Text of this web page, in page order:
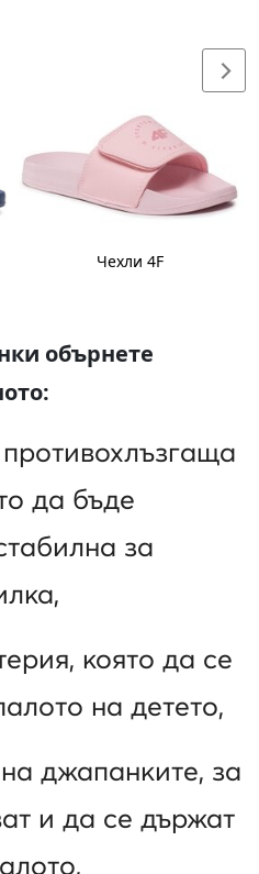
Чехли 4F
обърнете
да бъде
за
която да се
на детето,
джапанките, за
и да се държат